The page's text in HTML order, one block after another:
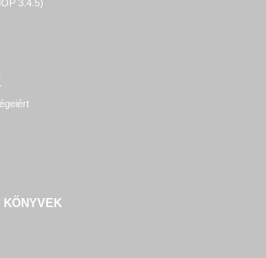
3.4.5)
KÖNYVEK